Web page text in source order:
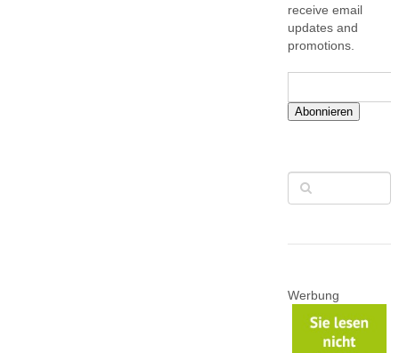
receive email
updates and
promotions.
Abonnieren
Werbung